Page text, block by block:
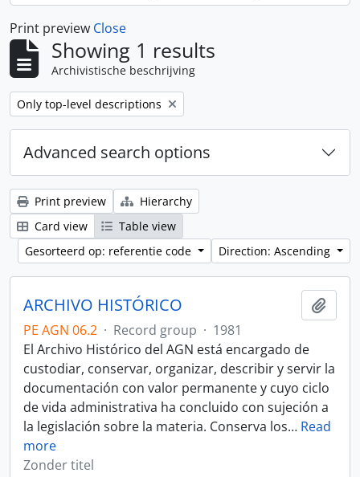
Print preview Close
Showing 1 results
Archivistische beschrijving
Remove filter:
Only top-level descriptions
Advanced search options
Print preview
Hierarchy
Card view
Table view
Gesorteerd op: referentie code
Direction: Ascending
ARCHIVO HISTÓRICO
PE AGN 06.2 · Record group · 1981
El Archivo Histórico del AGN está encargado de
custodiar, conservar, organizar, describir y servir la
documentación con valor permanente y cuyo ciclo
de vida administrativa ha concluido con sujeción a
la legislación sobre la materia. Conserva los… Read
more
Zonder titel